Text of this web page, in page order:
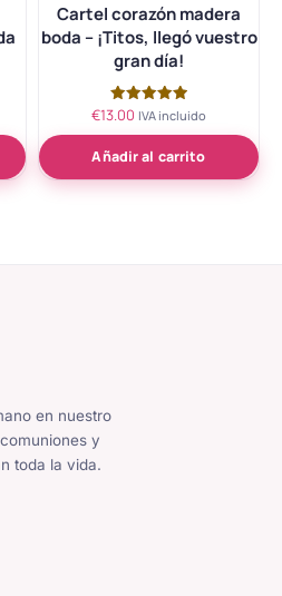
Cartel corazón madera
boda – ¡Titos, llegó vuestro
gran día!
Valorado
5.00
de 5
€13.00 IVA incluido
Añadir al carrito
en nuestro
y
toda la vida.